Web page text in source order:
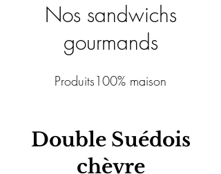
Nos sandwichs
gourmands
Produits100% maison
Double Suédois
chèvre